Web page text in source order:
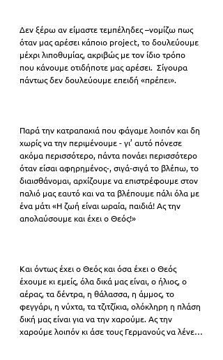
Δεν ξέρω αν είμαστε τεμπέληδες –νομίζω πως
όταν μας αρέσει κάποιο project, το δουλεύουμε
μέχρι λιποθυμίας, ακριβώς με τον ίδιο τρόπο
που κάνουμε οτιδήποτε μας αρέσει.  Σίγουρα
πάντως δεν δουλεύουμε επειδή «πρέπει».
Παρά την κατραπακιά που φάγαμε λοιπόν και δη
χωρίς να την περιμένουμε - γι’ αυτό πόνεσε
ακόμα περισσότερο, πάντα πονάει περισσότερο
όταν είσαι αφηρημένος-, σιγά-σιγά το βλέπω, το
διαισθάνομαι, αρχίζουμε να επιστρέφουμε στον
παλιό μας εαυτό και να τα βλέπουμε πάλι όλα με
ένα μάτι «Η ζωή είναι ωραία, παιδιά! Ας την
απολαύσουμε και έχει ο Θεός!»
Και όντως έχει ο Θεός και όσα έχει ο Θεός
έχουμε κι εμείς, όλα δικά μας είναι, ο ήλιος, ο
αέρας, τα δέντρα, η θάλασσα, η άμμος, το
φεγγάρι, η νύχτα, τα τζιτζίκια, ολόκληρη η πλάση
δική μας είναι για να την χαρούμε. Ας την
χαρούμε λοιπόν κι άσε τους Γερμανούς να λένε…